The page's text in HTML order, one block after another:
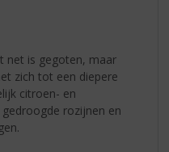
net is gegoten, maar
zich tot een diepere
citroen- en
rozijnen en